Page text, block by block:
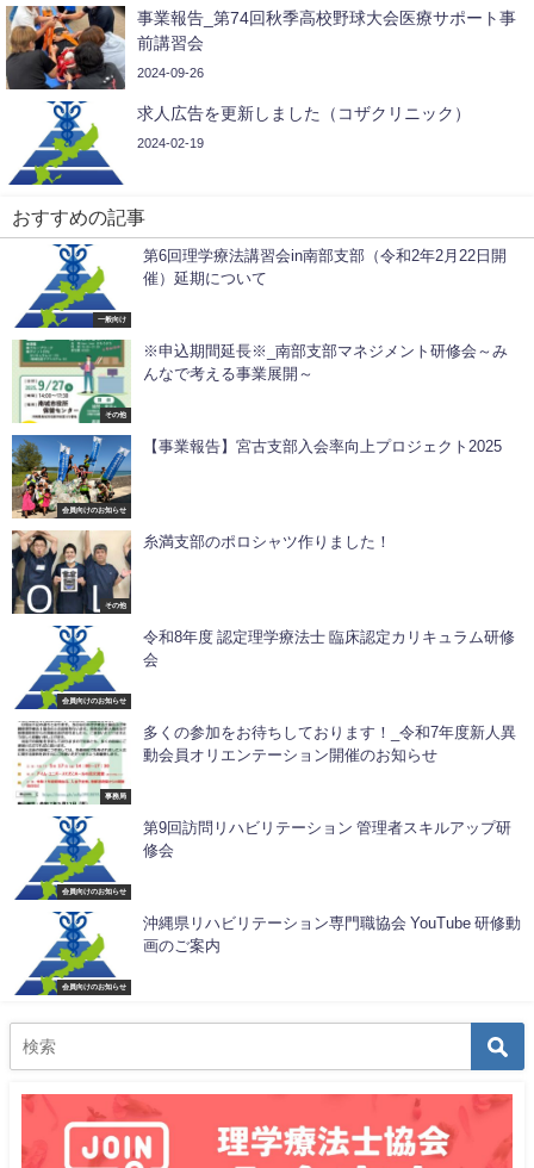
事業報告_第74回秋季高校野球大会医療サポート事
前講習会
2024-09-26
求人広告を更新しました（コザクリニック）
2024-02-19
おすすめの記事
一般向け
第6回理学療法講習会in南部支部（令和2年2月22日開
催）延期について
その他
※申込期間延長※_南部支部マネジメント研修会～み
んなで考える事業展開～
会員向けのお知らせ
【事業報告】宮古支部入会率向上プロジェクト2025
その他
糸満支部のポロシャツ作りました！
会員向けのお知らせ
令和8年度 認定理学療法士 臨床認定カリキュラム研修
会
事務局
多くの参加をお待ちしております！_令和7年度新人異
動会員オリエンテーション開催のお知らせ
会員向けのお知らせ
第9回訪問リハビリテーション 管理者スキルアップ研
修会
会員向けのお知らせ
沖縄県リハビリテーション専門職協会 YouTube 研修動
画のご案内